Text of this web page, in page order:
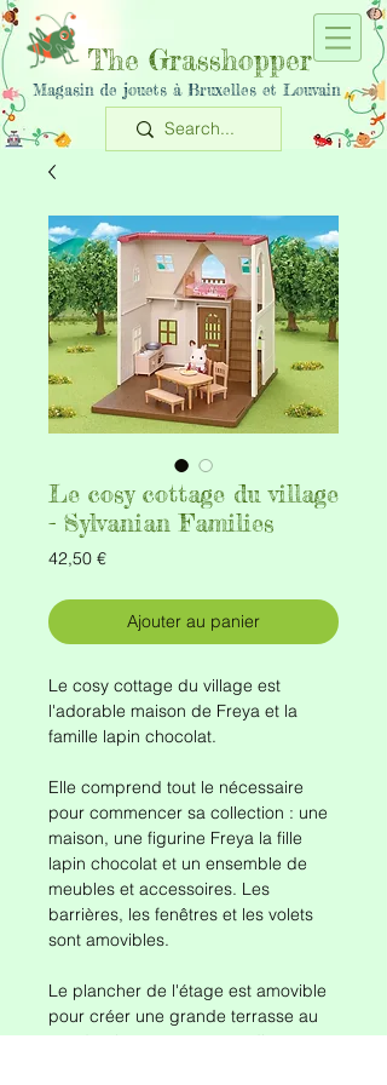
The Grasshopper
Magasin de jouets à Bruxelles et Louvain
Le cosy cottage du village
- Sylvanian Families
42,50 €Prix
Ajouter au panier
Le cosy cottage du village est
l'adorable maison de Freya et la
famille lapin chocolat.
Elle comprend tout le nécessaire
pour commencer sa collection : une
maison, une figurine Freya la fille
lapin chocolat et un ensemble de
meubles et accessoires. Les
barrières, les fenêtres et les volets
sont amovibles.
Le plancher de l'étage est amovible
pour créer une grande terrasse au
rez-de-chaussée et agrandir